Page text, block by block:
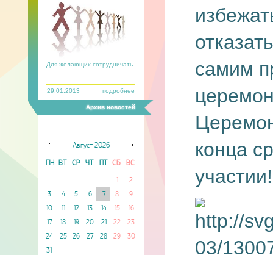
29.01.2013 подробнее
Для желающих сотрудничать
Архив новостей
Август 2026
ПН ВТ СР ЧТ СБ ВС
1
2
3
4 5 6 7 8
9
10
11 12 13 14 15
16
17
18 19 20 21 22
23
24
25 26 27 28 29
30
31
самим
конца
участии!